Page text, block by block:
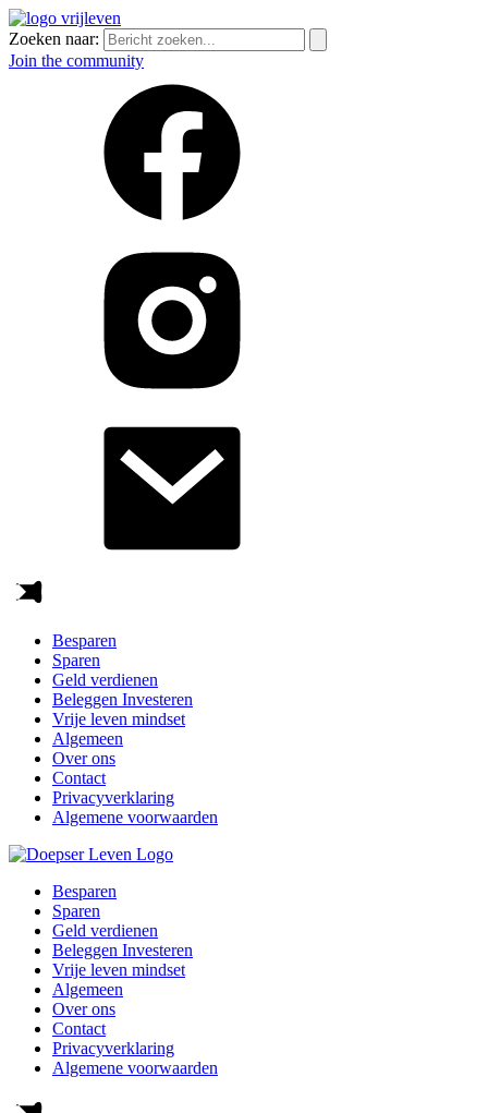
Zoeken naar:
Join the community
Besparen
Sparen
Geld verdienen
Beleggen Investeren
Vrije leven mindset
Algemeen
Over ons
Contact
Privacyverklaring
Algemene voorwaarden
Besparen
Sparen
Geld verdienen
Beleggen Investeren
Vrije leven mindset
Algemeen
Over ons
Contact
Privacyverklaring
Algemene voorwaarden